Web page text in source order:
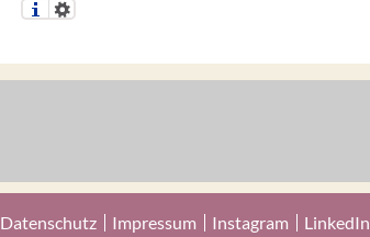
Datenschutz Impressum Instagram LinkedIn